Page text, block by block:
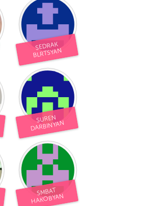
SEDRAK
BLRTSYAN
SUREN
DARBINYAN
SMBAT
HAKOBYAN